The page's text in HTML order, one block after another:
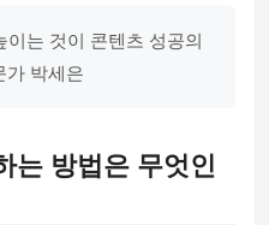
는 것이 콘텐츠 성공의
가 박세은
는 방법은 무엇인